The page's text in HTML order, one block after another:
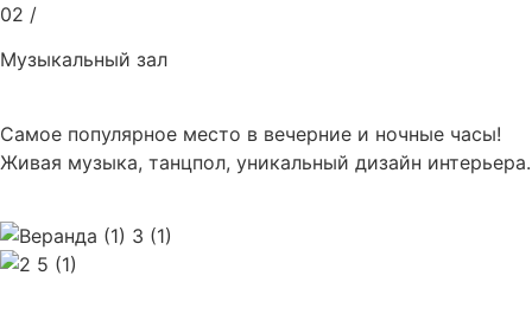
02 /
Музыкальный зал
Самое популярное место в вечерние и ночные часы!
Живая музыка, танцпол, уникальный дизайн интерьера.